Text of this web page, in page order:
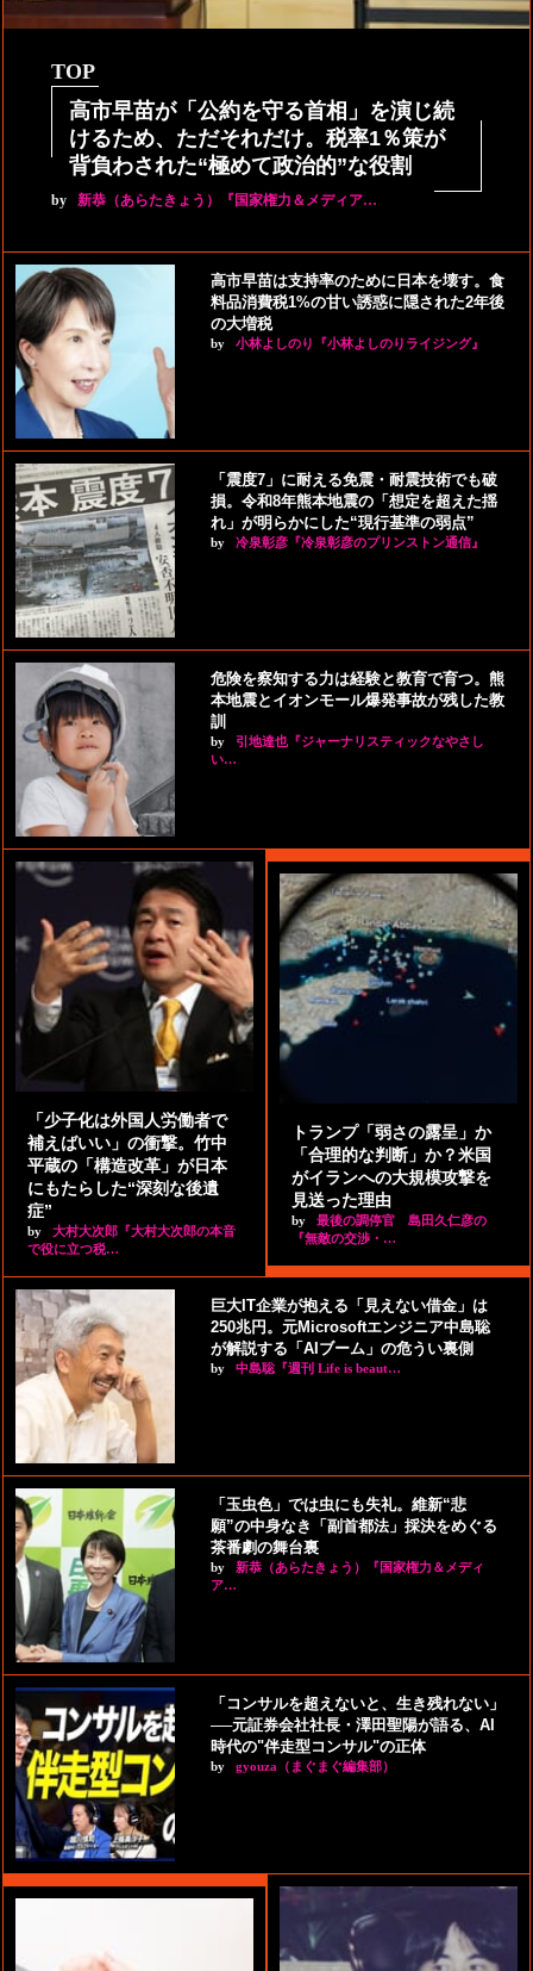
TOP
高市早苗が「公約を守る首相」を演じ続
けるため、ただそれだけ。税率1％策が
背負わされた“極めて政治的”な役割
by 新恭（あらたきょう）『国家権力＆メディア…
高市早苗は支持率のために日本を壊す。食
料品消費税1%の甘い誘惑に隠された2年後
の大増税
by 小林よしのり『小林よしのりライジング』
「震度7」に耐える免震・耐震技術でも破
損。令和8年熊本地震の「想定を超えた揺
れ」が明らかにした“現行基準の弱点”
by 冷泉彰彦『冷泉彰彦のプリンストン通信』
危険を察知する力は経験と教育で育つ。熊
本地震とイオンモール爆発事故が残した教
訓
by
引地達也『ジャーナリスティックなやさし
い…
「少子化は外国人労働者で
補えばいい」の衝撃。竹中
平蔵の「構造改革」が日本
にもたらした“深刻な後遺
症”
by
大村大次郎『大村大次郎の本音
で役に立つ税…
トランプ「弱さの露呈」か
「合理的な判断」か？米国
がイランへの大規模攻撃を
見送った理由
by
最後の調停官 島田久仁彦の
『無敵の交渉・…
巨大IT企業が抱える「見えない借金」は
250兆円。元Microsoftエンジニア中島聡
が解説する「AIブーム」の危うい裏側
by 中島聡『週刊 Life is beaut…
「玉虫色」では虫にも失礼。維新“悲
願”の中身なき「副首都法」採決をめぐる
茶番劇の舞台裏
by
新恭（あらたきょう）『国家権力＆メディ
ア…
「コンサルを超えないと、生き残れない」
──元証券会社社長・澤田聖陽が語る、AI
時代の"伴走型コンサル"の正体
by gyouza（まぐまぐ編集部）